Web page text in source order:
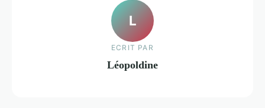
L
ECRIT PAR
Léopoldine